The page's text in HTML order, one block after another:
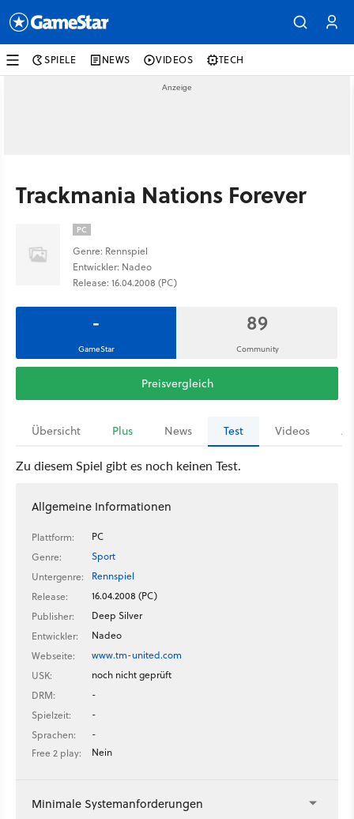
SPIELE NEWS VIDEOS TECH
Trackmania Nations Forever
PC
Genre: Rennspiel
Entwickler: Nadeo
Release: 16.04.2008 (PC)
-
GameStar
89
Community
Preisvergleich
Übersicht Plus News Test Videos
Zu diesem Spiel gibt es noch keinen Test.
Allgemeine Informationen
Plattform:
PC
Genre:
Sport
Untergenre:
Rennspiel
Release:
16.04.2008 (PC)
Publisher:
Deep Silver
Entwickler:
Nadeo
Webseite:
www.tm-united.com
USK:
noch nicht geprüft
DRM:
-
Spielzeit:
-
Sprachen:
-
Free 2 play:
Nein
Minimale Systemanforderungen